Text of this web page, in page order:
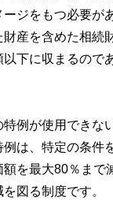
ジをもつ必要が
産を含めた相続
下に収まるので
例が使用できな
は、特定の条件
額を最大80％まで
図る制度です。